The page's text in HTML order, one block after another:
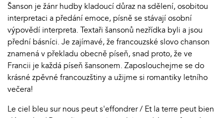
Šanson je žánr hudby kladoucí důraz na sdělení, osobitou
interpretaci a předání emoce, písně se stávají osobní
výpovědí interpreta. Textaři šansonů nezřídka byli a jsou
přední básníci. Je zajímavé, že francouzské slovo chanson
znamená v překladu obecně píseň, snad proto, že ve
Francii je každá píseň šansonem. Zaposlouchejme se do
krásné zpěvné francouzštiny a užijme si romantiky letního
večera!
Le ciel bleu sur nous peut s'effondrer / Et la terre peut bien